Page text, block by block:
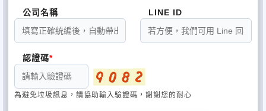
器損壞
不含安裝!!
顏 色：紅/黃/藍/綠.四色
可特別訂製全單一色喔
公司名稱 LINE ID
認證碼
為避免垃圾訊息，請協助輸入驗證碼，謝謝您的耐心